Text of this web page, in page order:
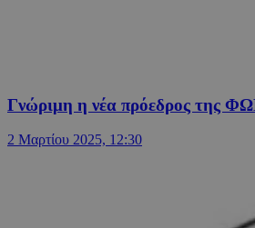
Γνώριμη η νέα πρόεδρος της
2 Μαρτίου 2025, 12:30